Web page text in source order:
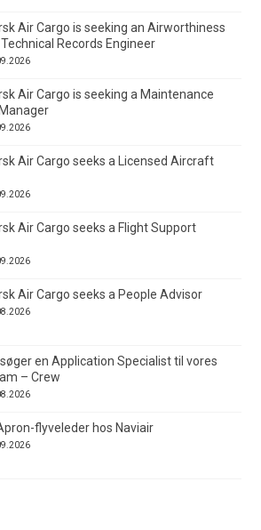
Air Cargo is seeking an Airworthiness
Records Engineer
Air Cargo is seeking a Maintenance
Air Cargo seeks a Licensed Aircraft
Air Cargo seeks a Flight Support
Air Cargo seeks a People Advisor
søger en Application Specialist til vores
– Crew
flyveleder hos Naviair